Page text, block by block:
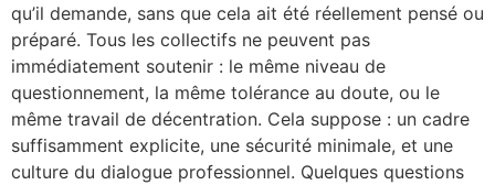
qu’il demande, sans que cela ait été réellement pensé ou
préparé. Tous les collectifs ne peuvent pas
immédiatement soutenir : le même niveau de
questionnement, la même tolérance au doute, ou le
même travail de décentration. Cela suppose : un cadre
suffisamment explicite, une sécurité minimale, et une
culture du dialogue professionnel. Quelques questions